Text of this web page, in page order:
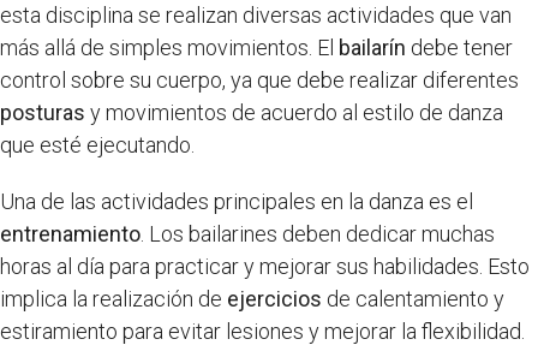
esta disciplina se realizan diversas actividades que van
más allá de simples movimientos. El bailarín debe tener
control sobre su cuerpo, ya que debe realizar diferentes
posturas y movimientos de acuerdo al estilo de danza
que esté ejecutando.
Una de las actividades principales en la danza es el
entrenamiento . Los bailarines deben dedicar muchas
horas al día para practicar y mejorar sus habilidades. Esto
implica la realización de ejercicios de calentamiento y
estiramiento para evitar lesiones y mejorar la flexibilidad.